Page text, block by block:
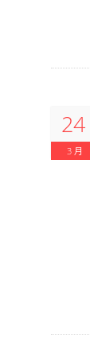
24
3 月